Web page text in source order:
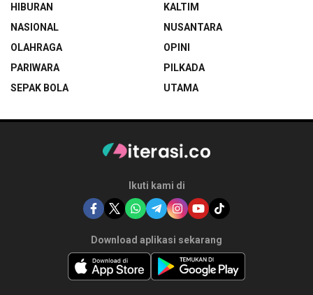
HIBURAN
KALTIM
NASIONAL
NUSANTARA
OLAHRAGA
OPINI
PARIWARA
PILKADA
SEPAK BOLA
UTAMA
Ikuti kami di
Download aplikasi sekarang